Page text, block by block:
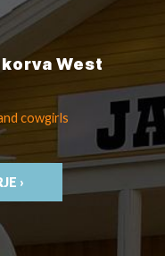
West
cowgirls
›